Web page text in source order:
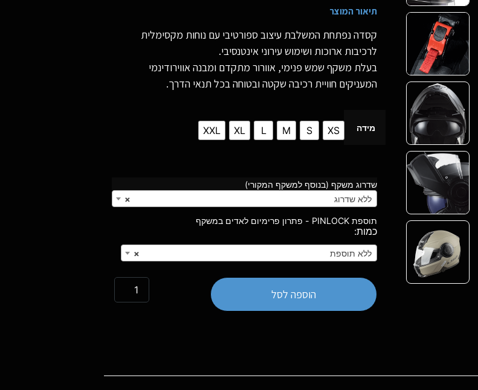
תיאור המוצר
קסדה נפתחת המשלבת עיצוב ספורטיבי עם נוחות מקסימלית
לרכיבות ארוכות ושימוש עירוני אינטנסיבי.
בעלת משקף שמש פנימי, אוורור מתקדם ומבנה אווירודינמי
המעניקים חוויית רכיבה שקטה ובטוחה בכל תנאי הדרך.
מידה XS
S
M
L
XL
XXL
שדרוג משקף (בנוסף למשקף המקורי)
×
ללא שדרוג
תוספת PINLOCK - פתרון פרימיום לאדים במשקף
× ללא תוספת
הוספה לסל